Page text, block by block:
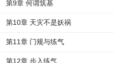
第9章 何谓筑基
第10章 天灾不是妖祸
第11章 门规与练气
第12章 步入练气